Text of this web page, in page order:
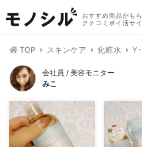
おすすめ商品がも
クチコミポイ活サイ
TOP スキンケア 化粧水 Y
会社員 / 美容モニター
みこ